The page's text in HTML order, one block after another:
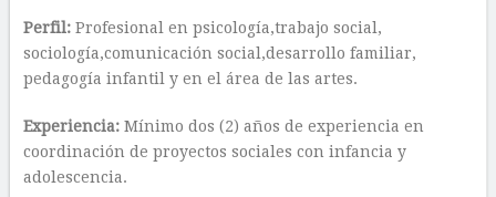
Perfil:Profesional en psicología,trabajo social,
sociología,comunicación social,desarrollo familiar,
pedagogía infantil y en el área de las artes.
Experiencia: Mínimo dos (2) años de experiencia en
coordinación de proyectos sociales con infancia y
adolescencia.